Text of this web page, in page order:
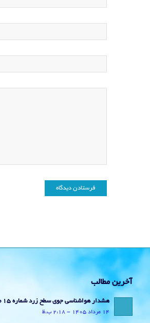
آخرین مطالب
هشدار هواشناسی جوی سطح زرد شماره 15 مورخ 14 مرداد 1405
14 مرداد 1405 - 2:18 ب.ظ